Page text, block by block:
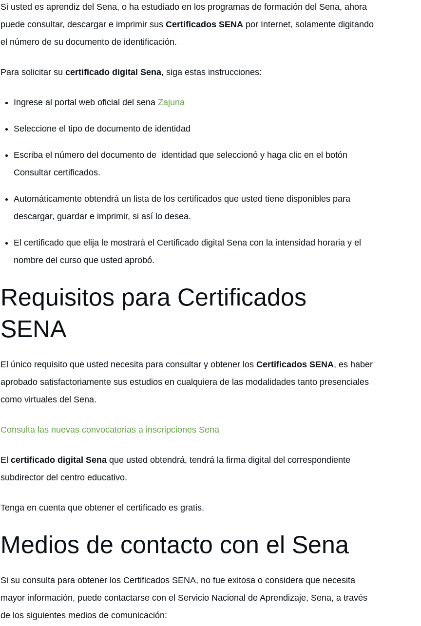
Si usted es aprendiz del Sena, o ha estudiado en los programas de formación del Sena, ahora
puede consultar, descargar e imprimir susCertificados SENA por Internet, solamente digitando
el número de su documento de identificación.
Para solicitar sucertificado digital Sena, siga estas instrucciones:
Ingrese al portal web oficial del senaZajuna
Seleccione el tipo de documento de identidad
Escriba el número del documento de identidad que seleccionó y haga clic en el botón
Consultar certificados.
Automáticamente obtendrá un lista de los certificados que usted tiene disponibles para
descargar, guardar e imprimir, si así lo desea.
El certificado que elija le mostrará el Certificado digital Sena con la intensidad horaria y el
nombre del curso que usted aprobó.
​Requisitos para Certificados
SENA
El único requisito que usted necesita para consultar y obtener losCertificados SENA, es haber
aprobado satisfactoriamente sus estudios en cualquiera de las modalidades tanto presenciales
como virtuales del Sena.
Consulta las nuevas convocatorias a inscripciones Sena
Elcertificado digital Senaque usted obtendrá, tendrá la firma digital del correspondiente
subdirector del centro educativo.
Tenga en cuenta que obtener el certificado es gratis.
Medios de contacto con el Sena
Si su consulta para obtener los Certificados SENA, no fue exitosa o considera que necesita
mayor información, puede contactarse con el Servicio Nacional de Aprendizaje, Sena, a través
de los siguientes medios de comunicación: